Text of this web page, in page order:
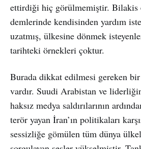
ettirdiği hiç görülmemiştir. Bilakis
demlerinde kendisinden yardım
uzatmış, ülkesine dönmek
tarihteki örnekleri çoktur.
Burada dikkat edilmesi gereken
vardır. Suudi Arabistan ve
haksız medya saldırılarının
terör yayan İran’ın politikaları
sessizliğe gömülen tüm dünya